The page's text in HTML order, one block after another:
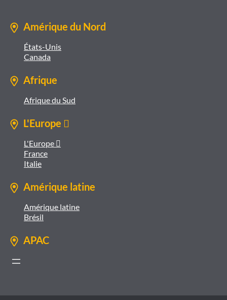
Amérique du Nord
États-Unis
Canada
Afrique
Afrique du Sud
L'Europe 
L'Europe 
France
Italie
Amérique latine
Amérique latine
Brésil
APAC